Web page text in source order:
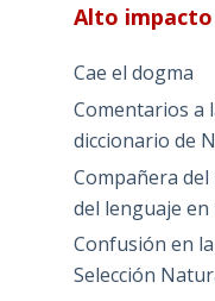
Alto impacto
Cae el dogma
Comentarios a
diccionario de
Compañera
del lenguaje
Confusión en
Selección